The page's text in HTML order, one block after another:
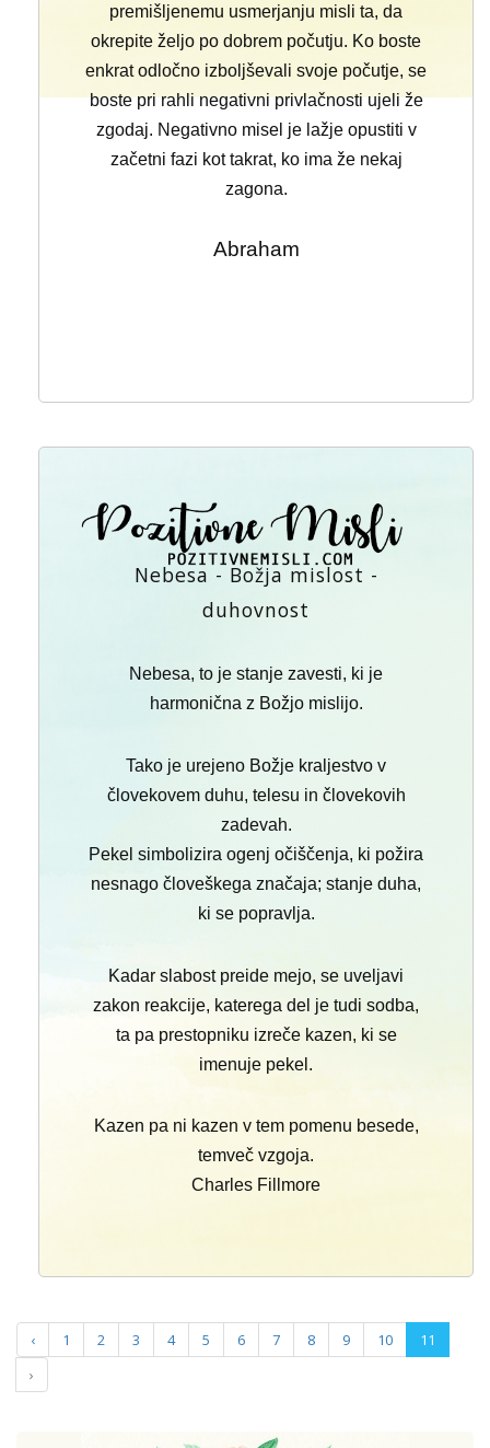
premišljenemu usmerjanju misli ta, da
okrepite željo po dobrem počutju. Ko boste
enkrat odločno izboljševali svoje počutje, se
boste pri rahli negativni privlačnosti ujeli že
zgodaj. Negativno misel je lažje opustiti v
začetni fazi kot takrat, ko ima že nekaj
zagona.
Abraham
Nebesa - Božja mislost -
duhovnost
Nebesa, to je stanje zavesti, ki je
harmonična z Božjo mislijo.
Tako je urejeno Božje kraljestvo v
človekovem duhu, telesu in človekovih
zadevah.
Pekel simbolizira ogenj očiščenja, ki požira
nesnago človeškega značaja; stanje duha,
ki se popravlja.
Kadar slabost preide mejo, se uveljavi
zakon reakcije, katerega del je tudi sodba,
ta pa prestopniku izreče kazen, ki se
imenuje pekel.
Kazen pa ni kazen v tem pomenu besede,
temveč vzgoja.
Charles Fillmore
‹ 1 2 3 4 5 6 7 8 9 10
11
›